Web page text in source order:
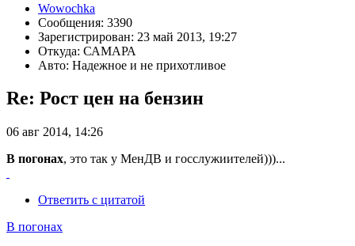
Wowochka
Сообщения: 3390
Зарегистрирован: 23 май 2013, 19:27
Откуда: САМАРА
Авто: Надежное и не прихотливое
Re: Рост цен на бензин
06 авг 2014, 14:26
В погонах, это так у МенДВ и госслужиителей)))...
Ответить с цитатой
В погонах